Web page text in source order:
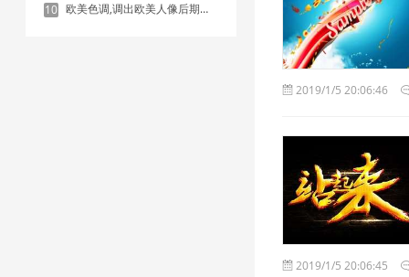
10 欧美色调,调出欧美人像后期色调实例
2019/1/5 20:06:46
2019/1/5 20:06:45